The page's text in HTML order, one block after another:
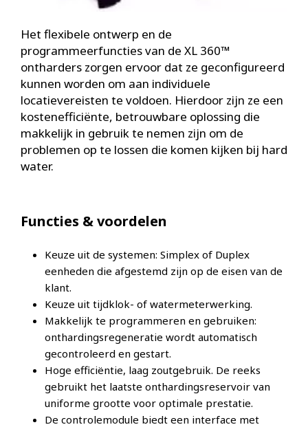
Het flexibele ontwerp en de
programmeerfuncties van de XL 360™
ontharders zorgen ervoor dat ze geconfigureerd
kunnen worden om aan individuele
locatievereisten te voldoen. Hierdoor zijn ze een
kostenefficiënte, betrouwbare oplossing die
makkelijk in gebruik te nemen zijn om de
problemen op te lossen die komen kijken bij hard
water.
Functies & voordelen
Keuze uit de systemen: Simplex of Duplex
eenheden die afgestemd zijn op de eisen van de
klant.
Keuze uit tijdklok- of watermeterwerking.
Makkelijk te programmeren en gebruiken:
onthardingsregeneratie wordt automatisch
gecontroleerd en gestart.
Hoge efficiëntie, laag zoutgebruik. De reeks
gebruikt het laatste onthardingsreservoir van
uniforme grootte voor optimale prestatie.
De controlemodule biedt een interface met